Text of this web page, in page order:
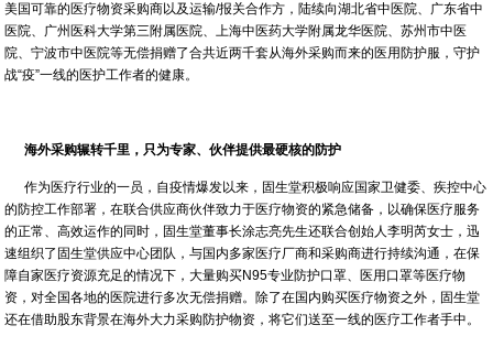
美国可靠的医疗物资采购商以及运输/报关合作方，陆续向湖北省中医院、广东省中
医院、广州医科大学第三附属医院、上海中医药大学附属龙华医院、苏州市中医
院、宁波市中医院等无偿捐赠了合共近两千套从海外采购而来的医用防护服，守护
战“疫”一线的医护工作者的健康。
海外采购辗转千里，只为专家、伙伴提供最硬核的防护
作为医疗行业的一员，自疫情爆发以来，固生堂积极响应国家卫健委、疾控中心
的防控工作部署，在联合供应商伙伴致力于医疗物资的紧急储备，以确保医疗服务
的正常、高效运作的同时，固生堂董事长涂志亮先生还联合创始人李明芮女士，迅
速组织了固生堂供应中心团队，与国内多家医疗厂商和采购商进行持续沟通，在保
障自家医疗资源充足的情况下，大量购买N95专业防护口罩、医用口罩等医疗物
资，对全国各地的医院进行多次无偿捐赠。除了在国内购买医疗物资之外，固生堂
还在借助股东背景在海外大力采购防护物资，将它们送至一线的医疗工作者手中。